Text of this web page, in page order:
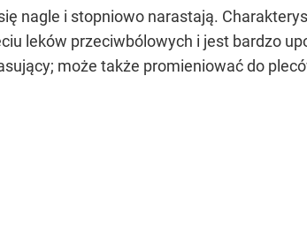
nagle i stopniowo narastają.
leków przeciwbólowych i jest bardzo
może także promieniować do